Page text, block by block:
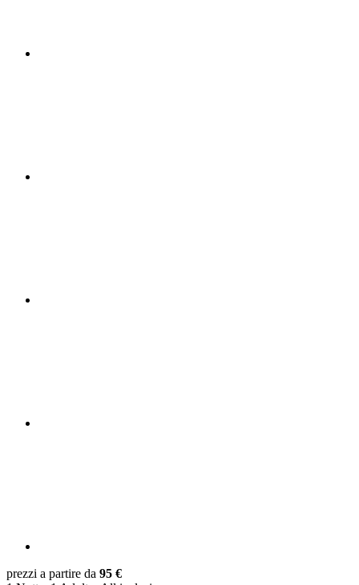
prezzi a partire da 95 €